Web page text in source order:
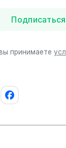
Подписаться
принимаете